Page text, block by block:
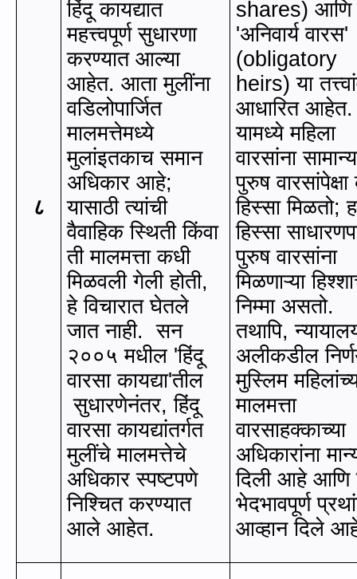
८
हिंदू कायद्यात
महत्त्वपूर्ण सुधारणा
करण्यात आल्या
आहेत. आता मुलींना
वडिलोपार्जित
मालमत्तेमध्ये
मुलांइतकाच समान
अधिकार आहे;
यासाठी त्यांची
वैवाहिक स्थिती किंवा
ती मालमत्ता कधी
मिळवली गेली होती,
हे विचारात घेतले
जात नाही.
सन
२००५ मधील 'हिंदू
वारसा कायद्या'तील
सुधारणेनंतर,हिंदू
वारसा कायद्यांतर्गत
मुलींचे मालमत्तेचे
अधिकार स्पष्टपणे
निश्चित करण्यात
आले आहेत.
shares)आणि
'अनिवार्य वारस'
(obligatory
heirs)या
आधारित आहेत.
यामध्ये महिला
वारसांना
पुरुष
हिस्सा मिळतो;
हिस्सा
पुरुष वारसांना
मिळणाऱ्या
निम्मा असतो.
तथापि,
अलीकडील
मुस्लिम
मालमत्ता
वारसाहक्काच्या
अधिकारांना
दिली आहे आणि
भेदभावपूर्ण
आव्हान दिले